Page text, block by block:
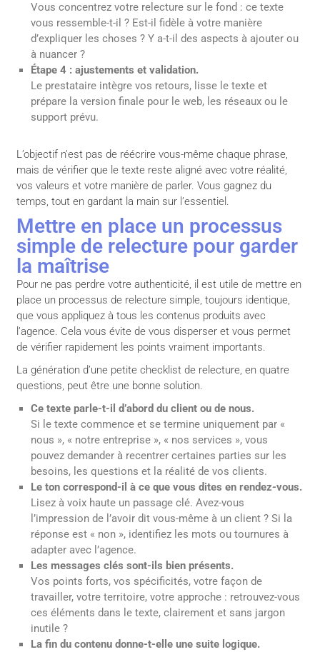
Vous concentrez votre relecture sur le fond : ce texte
vous ressemble-t-il ? Est-il fidèle à votre manière
d’expliquer les choses ? Y a-t-il des aspects à ajouter ou
à nuancer ?
Étape 4 : ajustements et validation.
Le prestataire intègre vos retours, lisse le texte et
prépare la version finale pour le web, les réseaux ou le
support prévu.
L’objectif n’est pas de réécrire vous-même chaque phrase,
mais de vérifier que le texte reste aligné avec votre réalité,
vos valeurs et votre manière de parler. Vous gagnez du
temps, tout en gardant la main sur l’essentiel.
Mettre en place un processus
simple de relecture pour garder
la maîtrise
Pour ne pas perdre votre authenticité, il est utile de mettre en
place un processus de relecture simple, toujours identique,
que vous appliquez à tous les contenus produits avec
l’agence. Cela vous évite de vous disperser et vous permet
de vérifier rapidement les points vraiment importants.
La génération d’une petite checklist de relecture, en quatre
questions, peut être une bonne solution.
Ce texte parle-t-il d’abord du client ou de nous.
Si le texte commence et se termine uniquement par «
nous », « notre entreprise », « nos services », vous
pouvez demander à recentrer certaines parties sur les
besoins, les questions et la réalité de vos clients.
Le ton correspond-il à ce que vous dites en rendez-vous.
Lisez à voix haute un passage clé. Avez-vous
l’impression de l’avoir dit vous-même à un client ? Si la
réponse est « non », identifiez les mots ou tournures à
adapter avec l’agence.
Les messages clés sont-ils bien présents.
Vos points forts, vos spécificités, votre façon de
travailler, votre territoire, votre approche : retrouvez-vous
ces éléments dans le texte, clairement et sans jargon
inutile ?
La fin du contenu donne-t-elle une suite logique.